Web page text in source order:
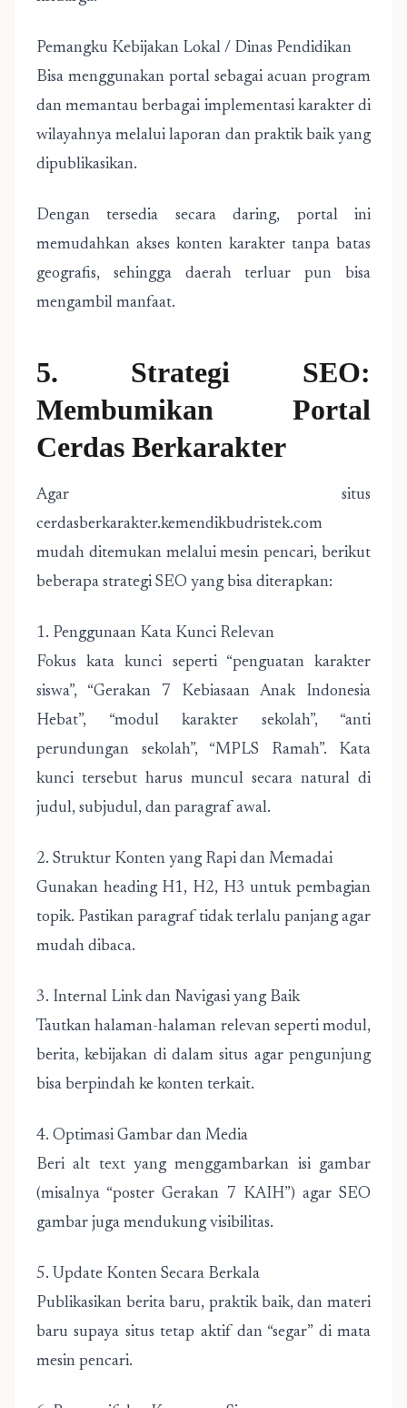
Pemangku Kebijakan Lokal / Dinas Pendidikan
Bisa menggunakan portal sebagai acuan program
dan memantau berbagai implementasi karakter di
wilayahnya melalui laporan dan praktik baik yang
dipublikasikan.
Dengan tersedia secara daring, portal ini
memudahkan akses konten karakter tanpa batas
geografis, sehingga daerah terluar pun bisa
mengambil manfaat.
5. Strategi SEO:
Membumikan Portal
Cerdas Berkarakter
Agar situs
cerdasberkarakter.kemendikbudristek.com
mudah ditemukan melalui mesin pencari, berikut
beberapa strategi SEO yang bisa diterapkan:
1. Penggunaan Kata Kunci Relevan
Fokus kata kunci seperti “penguatan karakter
siswa”, “Gerakan 7 Kebiasaan Anak Indonesia
Hebat”, “modul karakter sekolah”, “anti
perundungan sekolah”, “MPLS Ramah”. Kata
kunci tersebut harus muncul secara natural di
judul, subjudul, dan paragraf awal.
2. Struktur Konten yang Rapi dan Memadai
Gunakan heading H1, H2, H3 untuk pembagian
topik. Pastikan paragraf tidak terlalu panjang agar
mudah dibaca.
3. Internal Link dan Navigasi yang Baik
Tautkan halaman-halaman relevan seperti modul,
berita, kebijakan di dalam situs agar pengunjung
bisa berpindah ke konten terkait.
4. Optimasi Gambar dan Media
Beri alt text yang menggambarkan isi gambar
(misalnya “poster Gerakan 7 KAIH”) agar SEO
gambar juga mendukung visibilitas.
5. Update Konten Secara Berkala
Publikasikan berita baru, praktik baik, dan materi
baru supaya situs tetap aktif dan “segar” di mata
mesin pencari.